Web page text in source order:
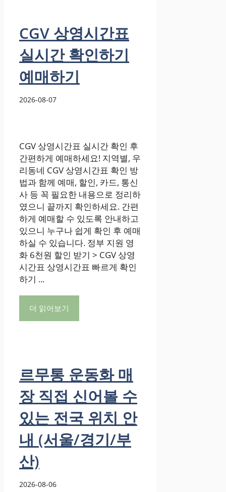
CGV 상영시간표
실시간 확인하기
예매하기
2026-08-07
CGV 상영시간표 실시간 확인 후
간편하게 예매하세요! 지역별, 우
리동네 CGV 상영시간표 확인 방
법과 함께 예매, 할인, 카드, 통신
사 등 꼭 필요한 내용으로 정리하
였으니 끝까지 확인하세요. 간편
하게 예매할 수 있도록 안내하고
있으니 누구나 쉽게 확인 후 예매
하실 수 있습니다. 정부 지원 영
화 6천원 할인 받기 > CGV 상영
시간표 상영시간표 빠르게 확인
하기 ...
더 읽어보기
르무통 운동화 매
장 직접 신어볼 수
있는 전국 위치 안
내 (서울/경기/부
산)
2026-08-06